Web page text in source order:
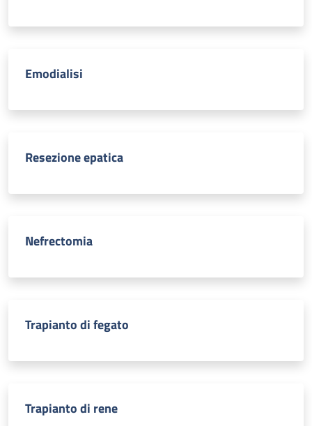
Emodialisi
Resezione epatica
Nefrectomia
Trapianto di fegato
Trapianto di rene